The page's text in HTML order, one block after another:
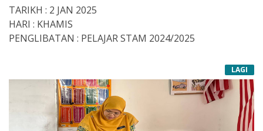
TARIKH : 2 JAN 2025
HARI : KHAMIS
PENGLIBATAN : PELAJAR STAM 2024/2025
LAGI